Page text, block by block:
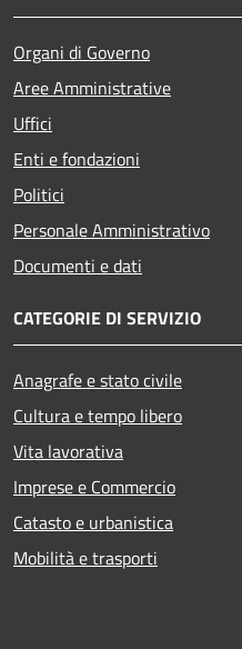
Organi di Governo
Aree Amministrative
Uffici
Enti e fondazioni
Politici
Personale Amministrativo
Documenti e dati
CATEGORIE DI SERVIZIO
Anagrafe e stato civile
Cultura e tempo libero
Vita lavorativa
Imprese e Commercio
Catasto e urbanistica
Mobilità e trasporti